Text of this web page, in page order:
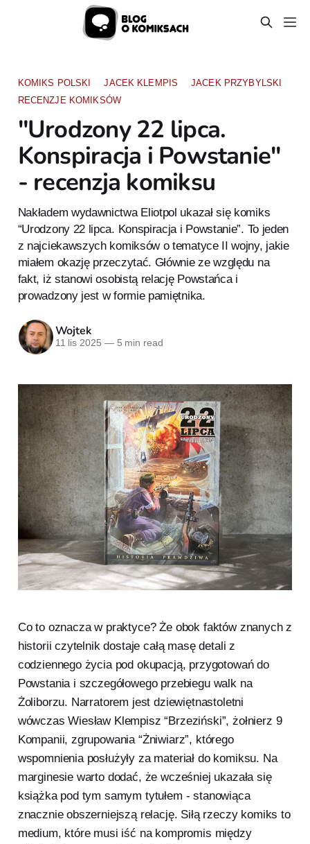
KOMIKS POLSKI JACEK KLEMPIS
JACEK PRZYBYLSKI
RECENZJE KOMIKSÓW
"Urodzony 22 lipca.
Konspiracja i Powstanie"
- recenzja komiksu
Nakładem wydawnictwa Eliotpol ukazał się komiks
“Urodzony 22 lipca. Konspiracja i Powstanie”. To jeden
z najciekawszych komiksów o tematyce II wojny, jakie
miałem okazję przeczytać. Głównie ze względu na
fakt, iż stanowi osobistą relację Powstańca i
prowadzony jest w formie pamiętnika.
Wojtek
11 lis 2025 —5 min read
Co to oznacza w praktyce? Że obok faktów znanych z
historii czytelnik dostaje całą masę detali z
codziennego życia pod okupacją, przygotowań do
Powstania i szczegółowego przebiegu walk na
Żoliborzu. Narratorem jest dziewiętnastoletni
wówczas Wiesław Klempisz “Brzeziński”, żołnierz 9
Kompanii, zgrupowania “Żniwiarz”, którego
wspomnienia posłużyły za materiał do komiksu. Na
marginesie warto dodać, że wcześniej ukazała się
książka pod tym samym tytułem - stanowiąca
znacznie obszerniejszą relację. Siłą rzeczy komiks to
medium, które musi iść na kompromis między